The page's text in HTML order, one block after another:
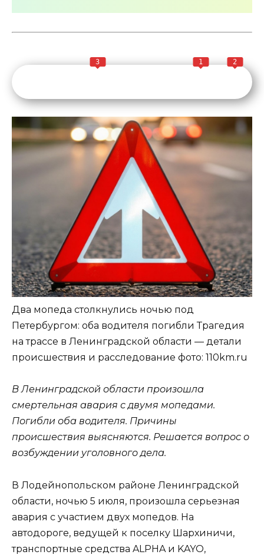
3 1 2
Два мопеда столкнулись ночью под
Петербургом: оба водителя погибли Трагедия
на трассе в Ленинградской области — детали
происшествия и расследование фото: 110km.ru
В Ленинградской области произошла
смертельная авария с двумя мопедами.
Погибли оба водителя. Причины
происшествия выясняются. Решается вопрос о
возбуждении уголовного дела.
В Лодейнопольском районе Ленинградской
области, ночью 5 июля, произошла серьезная
авария с участием двух мопедов. На
автодороге, ведущей к поселку Шархиничи,
транспортные средства ALPHA и KAYO,